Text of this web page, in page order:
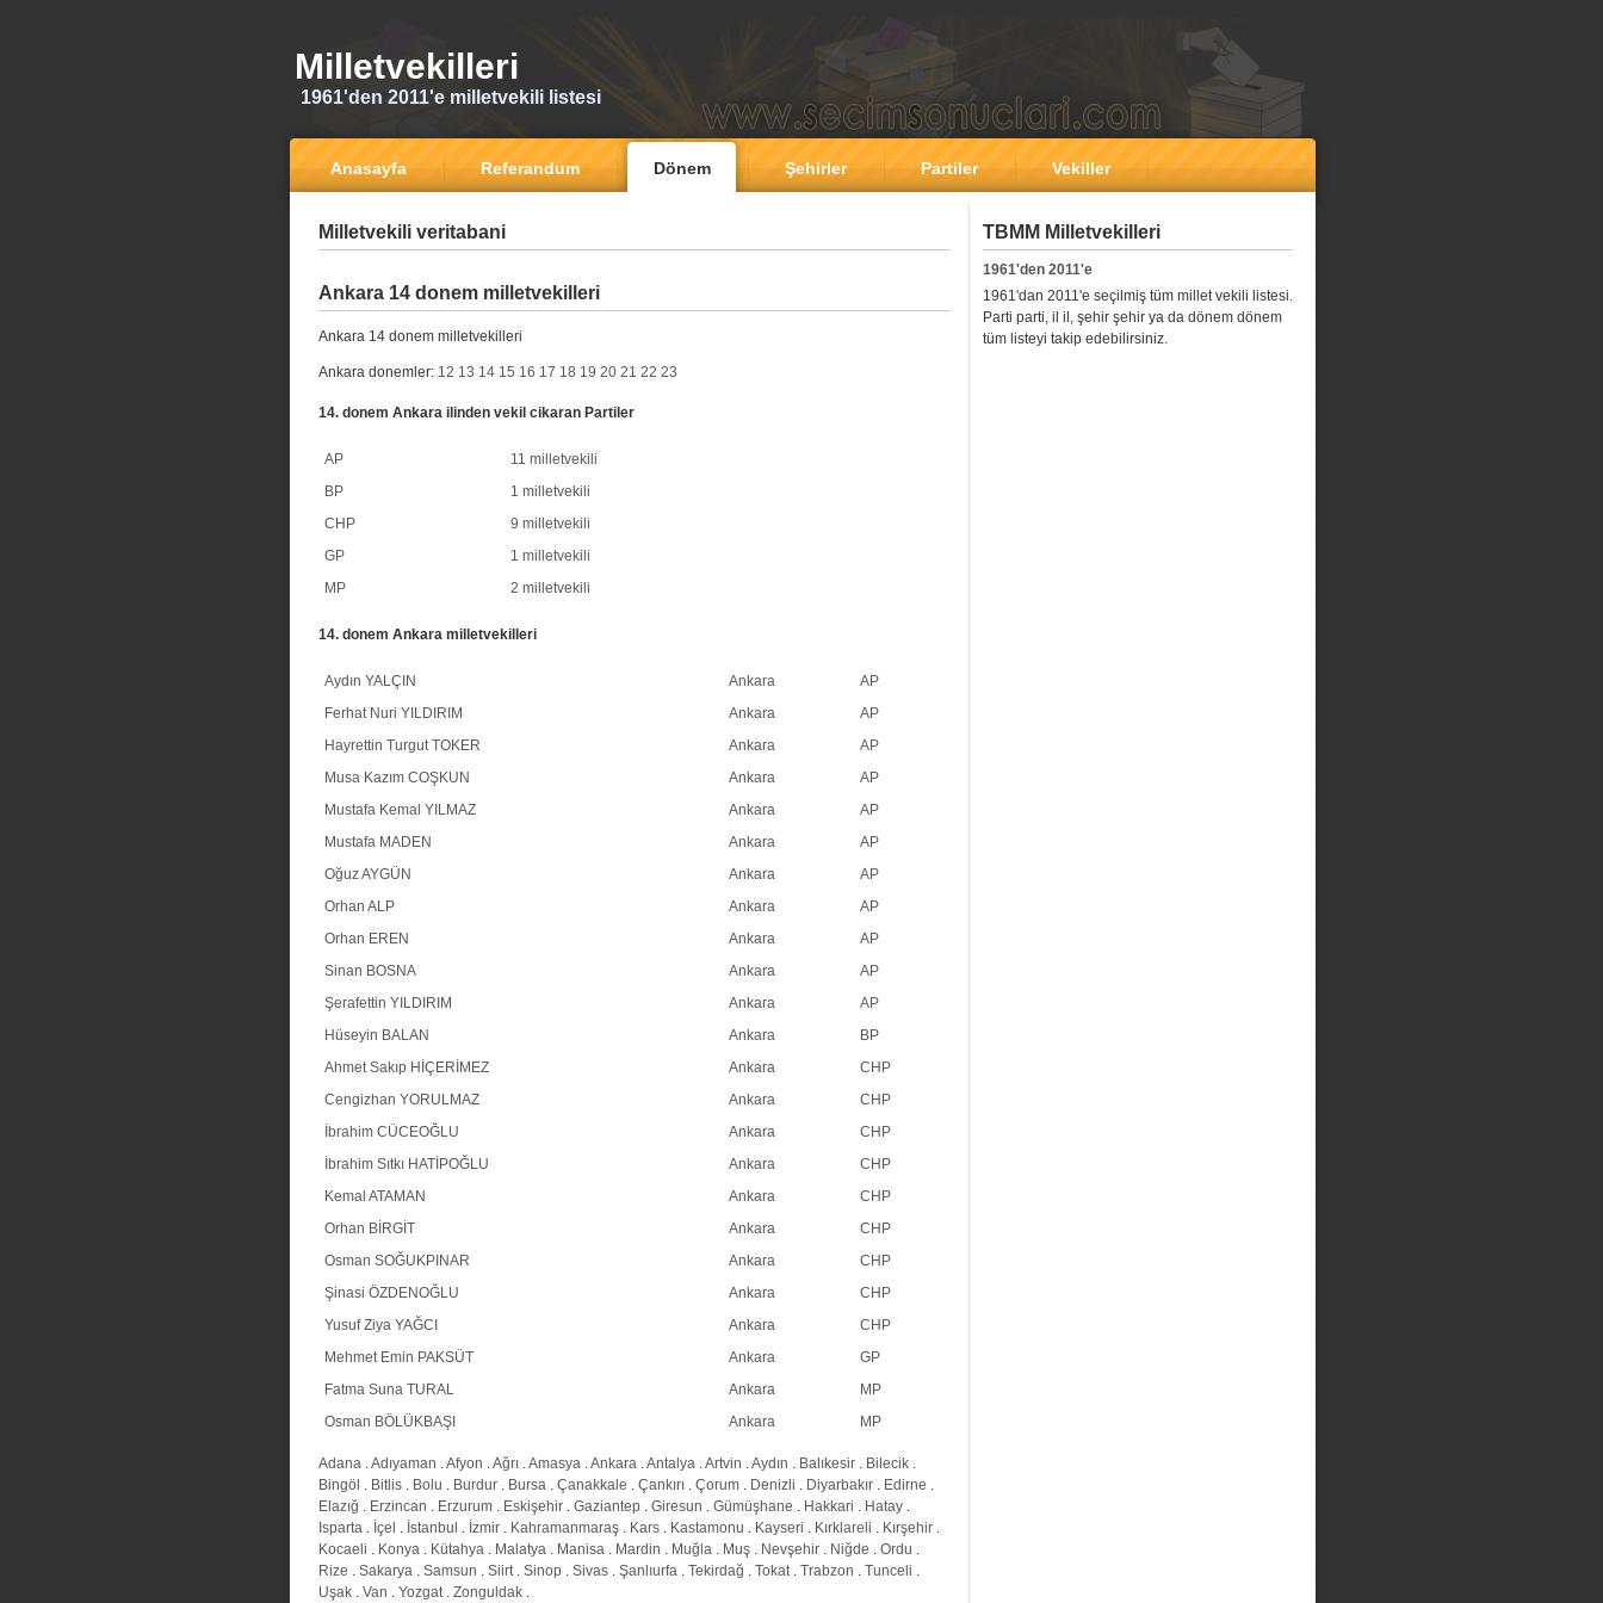
Milletvekilleri
1961'den 2011'e milletvekili listesi
Anasayfa Referandum Dönem Şehirler Partiler Vekiller
Milletvekili veritabani
Ankara 14 donem milletvekilleri
Ankara 14 donem milletvekilleri
Ankara donemler: 12 13 14 15 16 17 18 19 20 21 22 23
14. donem Ankara ilinden vekil cikaran Partiler
AP
11 milletvekili
BP
1 milletvekili
CHP
9 milletvekili
GP
1 milletvekili
MP
2 milletvekili
14. donem Ankara milletvekilleri
Aydın YALÇIN Ankara
AP
Ferhat Nuri YILDIRIM
Ankara
AP
Hayrettin Turgut TOKER
Ankara
AP
Musa Kazım COŞKUN
Ankara
AP
Mustafa Kemal YILMAZ
Ankara
AP
Mustafa MADEN
Ankara
AP
Oğuz AYGÜN
Ankara
AP
Orhan ALP
Ankara
AP
Orhan EREN
Ankara
AP
Sinan BOSNA
Ankara
AP
Şerafettin YILDIRIM
Ankara
AP
Hüseyin BALAN
Ankara
BP
Ahmet Sakıp HİÇERİMEZ
Ankara
CHP
Cengizhan YORULMAZ
Ankara
CHP
İbrahim CÜCEOĞLU
Ankara
CHP
İbrahim Sıtkı HATİPOĞLU
Ankara
CHP
Kemal ATAMAN
Ankara
CHP
Orhan BİRGİT
Ankara
CHP
Osman SOĞUKPINAR
Ankara
CHP
Şinasi ÖZDENOĞLU
Ankara
CHP
Yusuf Ziya YAĞCI
Ankara
CHP
Mehmet Emin PAKSÜT
Ankara
GP
Fatma Suna TURAL
Ankara
MP
Osman BÖLÜKBAŞI
Ankara MP
Adana .Adıyaman .Afyon .Ağrı .Amasya .Ankara .Antalya .Artvin .Aydın . Balıkesir . Bilecik .
Bingöl . Bitlis . Bolu . Burdur . Bursa . Çanakkale . Çankırı . Çorum . Denizli . Diyarbakır . Edirne .
Elazığ . Erzincan . Erzurum . Eskişehir . Gaziantep . Giresun . Gümüşhane . Hakkari . Hatay .
Isparta . İçel . İstanbul . İzmir . Kahramanmaraş . Kars . Kastamonu . Kayseri . Kırklareli . Kırşehir .
Kocaeli . Konya . Kütahya . Malatya . Manisa . Mardin . Muğla . Muş . Nevşehir . Niğde . Ordu .
Rize . Sakarya . Samsun . Siirt. Sinop . Sivas . Şanlıurfa . Tekirdağ . Tokat. Trabzon . Tunceli .
Uşak . Van . Yozgat. Zonguldak .
TBMM Milletvekilleri
1961'den 2011'e
1961'dan 2011'e seçilmiş tüm millet vekili listesi.
Parti parti, il il, şehir şehir ya da dönem dönem
tüm listeyi takip edebilirsiniz.